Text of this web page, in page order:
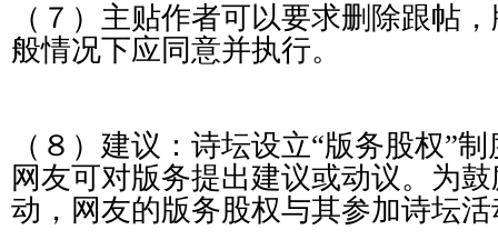
（７）主贴作者可以要求删除跟帖
般情况下应同意并执行。
（８）建议：诗坛设立“版务股权”
网友可对版务提出建议或动议。为
动，网友的版务股权与其参加诗坛